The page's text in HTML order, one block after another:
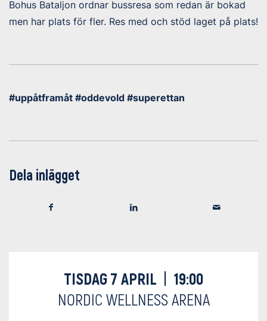
Bohus Bataljon ordnar bussresa som redan är bokad
men har plats för fler. Res med och stöd laget på plats!
#uppåtframåt #oddevold #superettan
Dela inlägget
TISDAG 7 APRIL | 19:00
NORDIC WELLNESS ARENA